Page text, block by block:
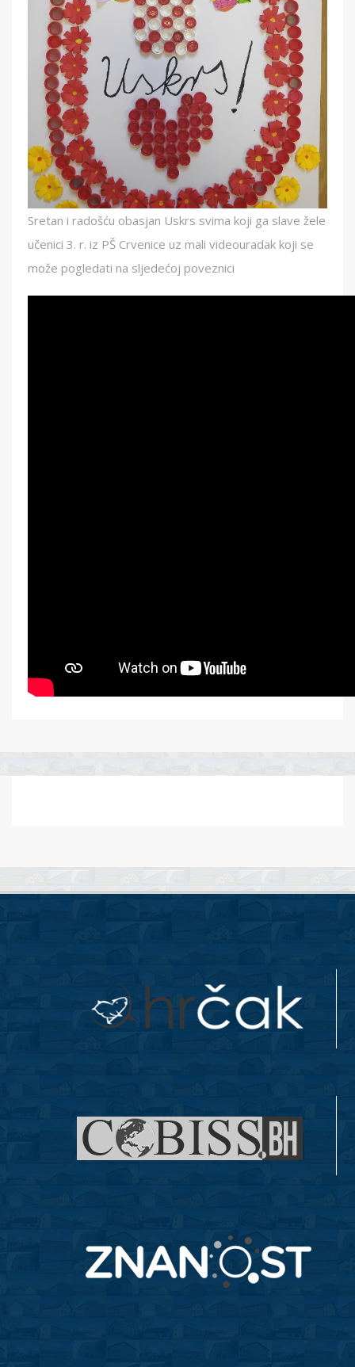
Sretan i radošću obasjan Uskrs svima koji ga slave žele
učenici 3. r. iz PŠ Crvenice uz mali videouradak koji se
može pogledati na sljedećoj poveznici